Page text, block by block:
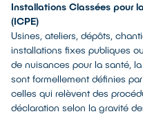
Installations Classées pour
(ICPE)
Usines, ateliers, dépôts,
installations fixes publiques
de nuisances pour la santé,
sont formellement définies
celles qui relèvent des
déclaration selon la gravité